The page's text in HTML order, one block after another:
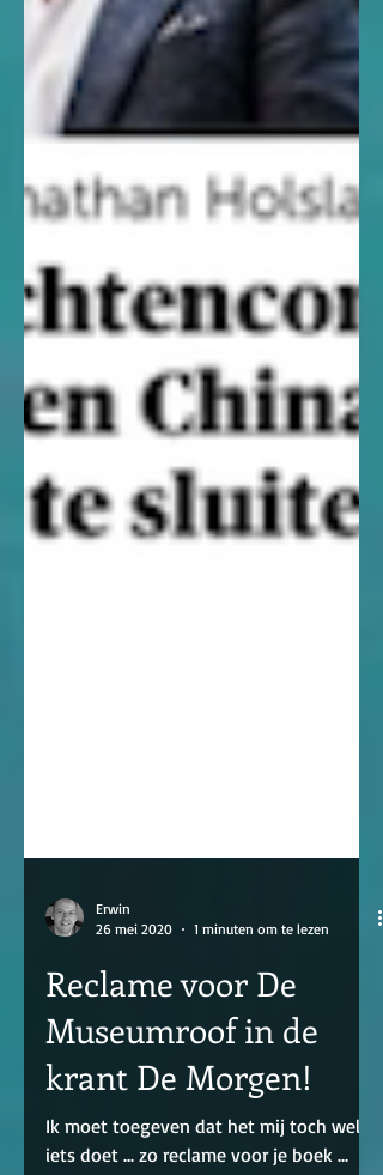
Erwin
26 mei 2020
1 minuten om te lezen
Reclame voor De
Museumroof in de
krant De Morgen!